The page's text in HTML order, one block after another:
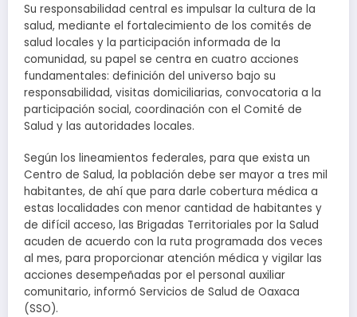
Su responsabilidad central es impulsar la cultura de la
salud, mediante el fortalecimiento de los comités de
salud locales y la participación informada de la
comunidad, su papel se centra en cuatro acciones
fundamentales: definición del universo bajo su
responsabilidad, visitas domiciliarias, convocatoria a la
participación social, coordinación con el Comité de
Salud y las autoridades locales.
Según los lineamientos federales, para que exista un
Centro de Salud, la población debe ser mayor a tres mil
habitantes, de ahí que para darle cobertura médica a
estas localidades con menor cantidad de habitantes y
de difícil acceso, las Brigadas Territoriales por la Salud
acuden de acuerdo con la ruta programada dos veces
al mes, para proporcionar atención médica y vigilar las
acciones desempeñadas por el personal auxiliar
comunitario, informó Servicios de Salud de Oaxaca
(SSO).